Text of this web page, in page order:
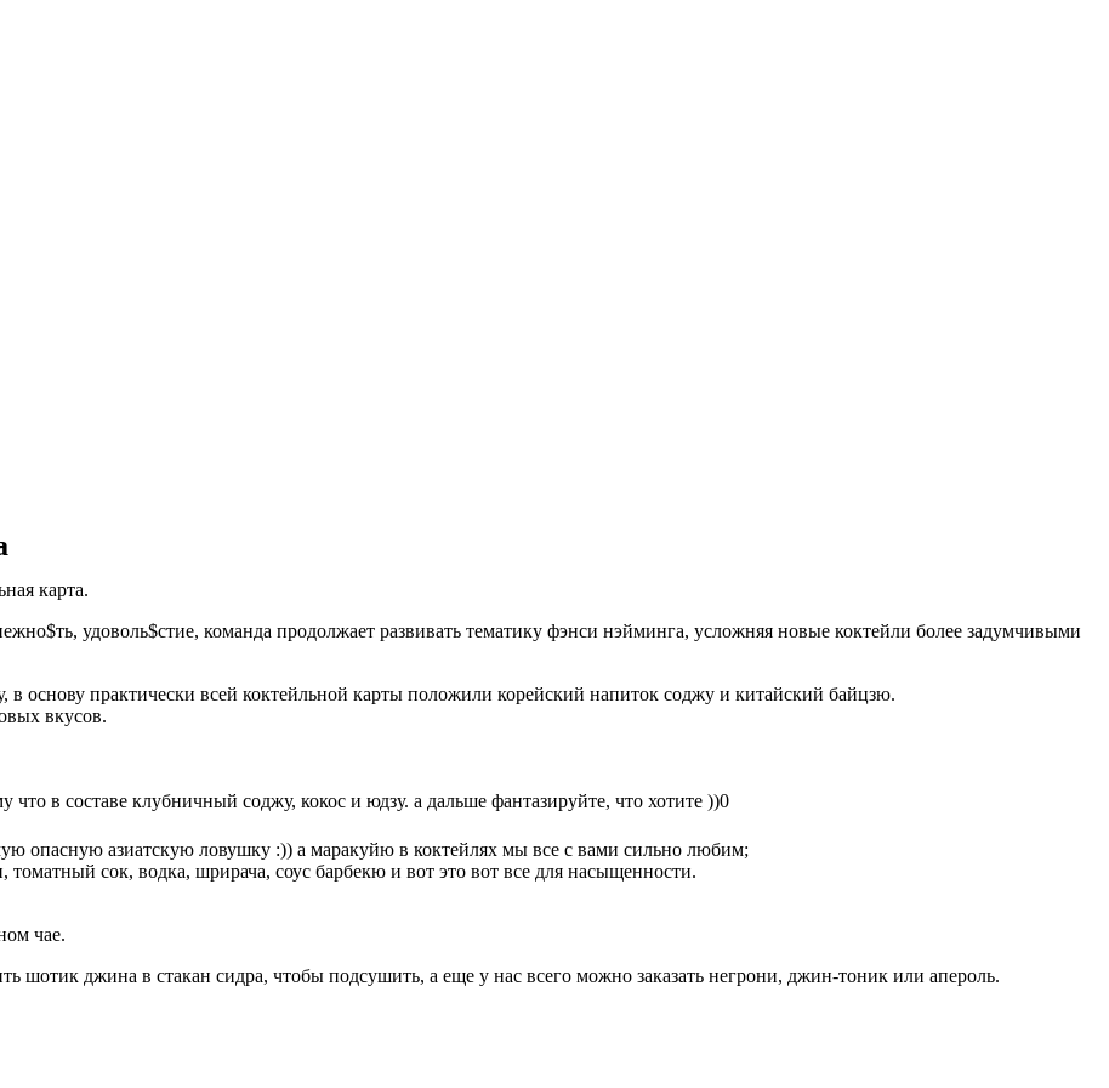
карта.
удоволь$стие, команда продолжает развивать тематику фэнси нэйминга, усложняя новые коктейли более задумчивыми
в основу практически всей коктейльной карты положили корейский напиток соджу и китайский байцзю.
вкусов.
в составе клубничный соджу, кокос и юдзу. а дальше фантазируйте, что хотите ))0
опасную азиатскую ловушку :)) а маракуйю в коктейлях мы все с вами сильно любим;
сок, водка, шрирача, соус барбекю и вот это вот все для насыщенности.
чае.
шотик джина в стакан сидра, чтобы подсушить, а еще у нас всего можно заказать негрони, джин-тоник или апероль.